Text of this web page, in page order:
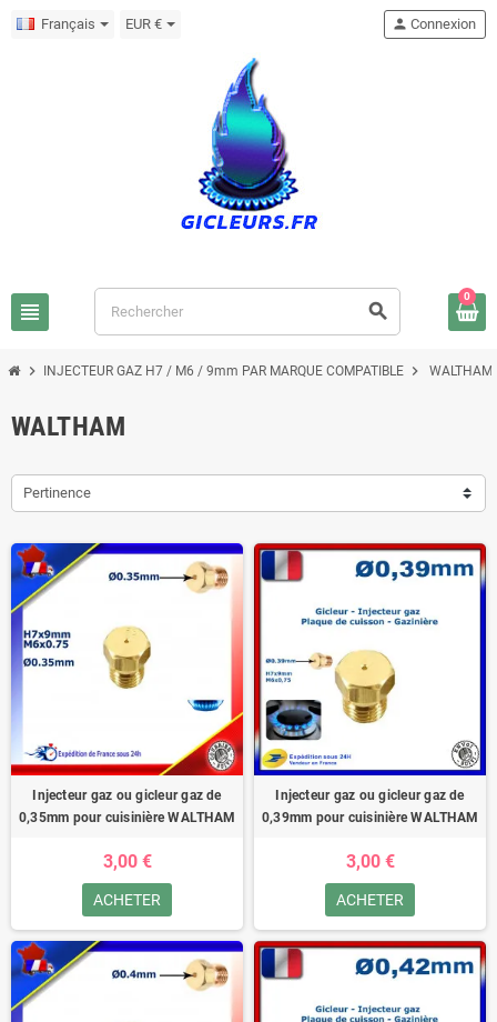
Français EUR €
view_headline search
person Connexion
0
chevron_right INJECTEUR GAZ H7 / M6 / 9mm PAR MARQUE COMPATIBLE chevron_right WALTHAM
WALTHAM
Pertinence
Injecteur gaz ou gicleur gaz de
0,35mm pour cuisinière WALTHAM
3,00 €
ACHETER
Injecteur gaz ou gicleur gaz de
0,39mm pour cuisinière WALTHAM
3,00 €
ACHETER